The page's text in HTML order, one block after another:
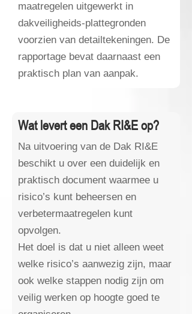
maatregelen uitgewerkt in
dakveiligheids-plattegronden
voorzien van detailtekeningen. De
rapportage bevat daarnaast een
praktisch plan van aanpak.
Wat levert een Dak RI&E op?
Na uitvoering van de Dak RI&E
beschikt u over een duidelijk en
praktisch document waarmee u
risico’s kunt beheersen en
verbetermaatregelen kunt
opvolgen.
Het doel is dat u niet alleen weet
welke risico’s aanwezig zijn, maar
ook welke stappen nodig zijn om
veilig werken op hoogte goed te